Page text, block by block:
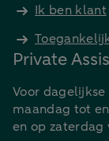
Ik ben klant
Private
Voor
maandag tot
en op